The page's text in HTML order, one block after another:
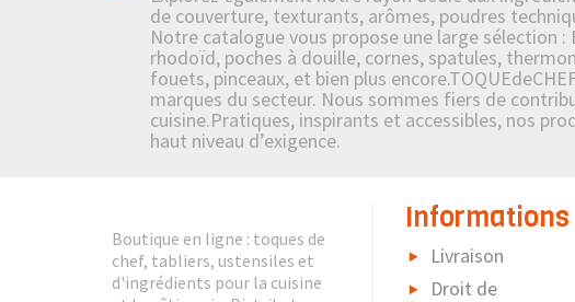
de couverture, texturants, arômes, poudres
Notre catalogue vous propose une large sélection
rhodoïd, poches à douille, cornes, spatules,
fouets, pinceaux, et bien plus
marques du secteur. Nous sommes fiers de
cuisine.Pratiques, inspirants et accessibles, nos
haut niveau d’exigence.
Boutique en ligne : toques de
chef, tabliers, ustensiles et
d'ingrédients pour la cuisine
Informations
Livraison
Droit de